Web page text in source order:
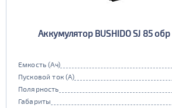
Аккумулятор BUSHIDO SJ 85
Емкость (Ач)
Пусковой ток (А)
Полярность
Габариты